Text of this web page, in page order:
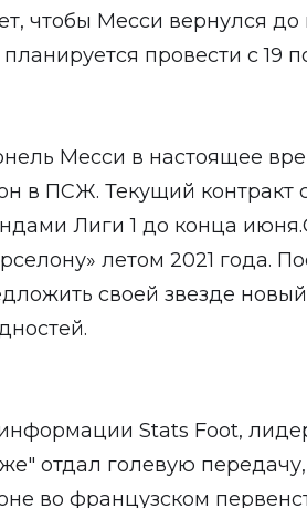
чтобы Месси вернулся
планируется провести с 19
Месси в настоящее
в ПСЖ. Текущий контракт
Лиги 1 до конца
летом 2021 года.
своей звезде
Stats Foot,
отдал голевую
во французском